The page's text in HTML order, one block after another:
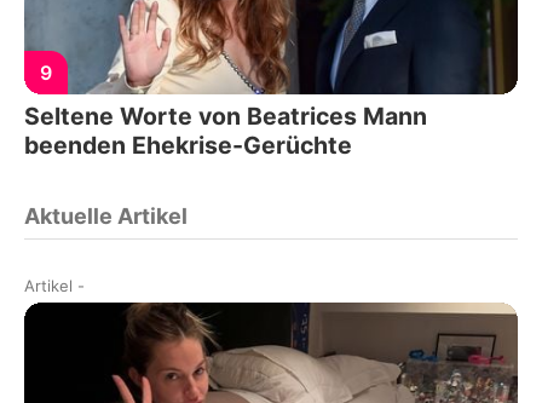
9
Seltene Worte von Beatrices Mann
beenden Ehekrise-Gerüchte
Aktuelle Artikel
Artikel -